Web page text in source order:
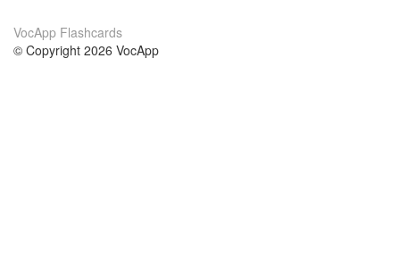
VocApp Flashcards
© Copyright 2026 VocApp